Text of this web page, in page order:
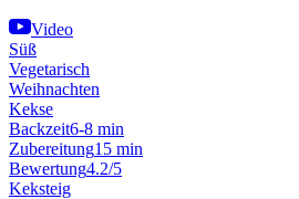
Video
Süß
Vegetarisch
Weihnachten
Kekse
Backzeit6-8 min
Zubereitung15 min
Bewertung4.2/5
Keksteig